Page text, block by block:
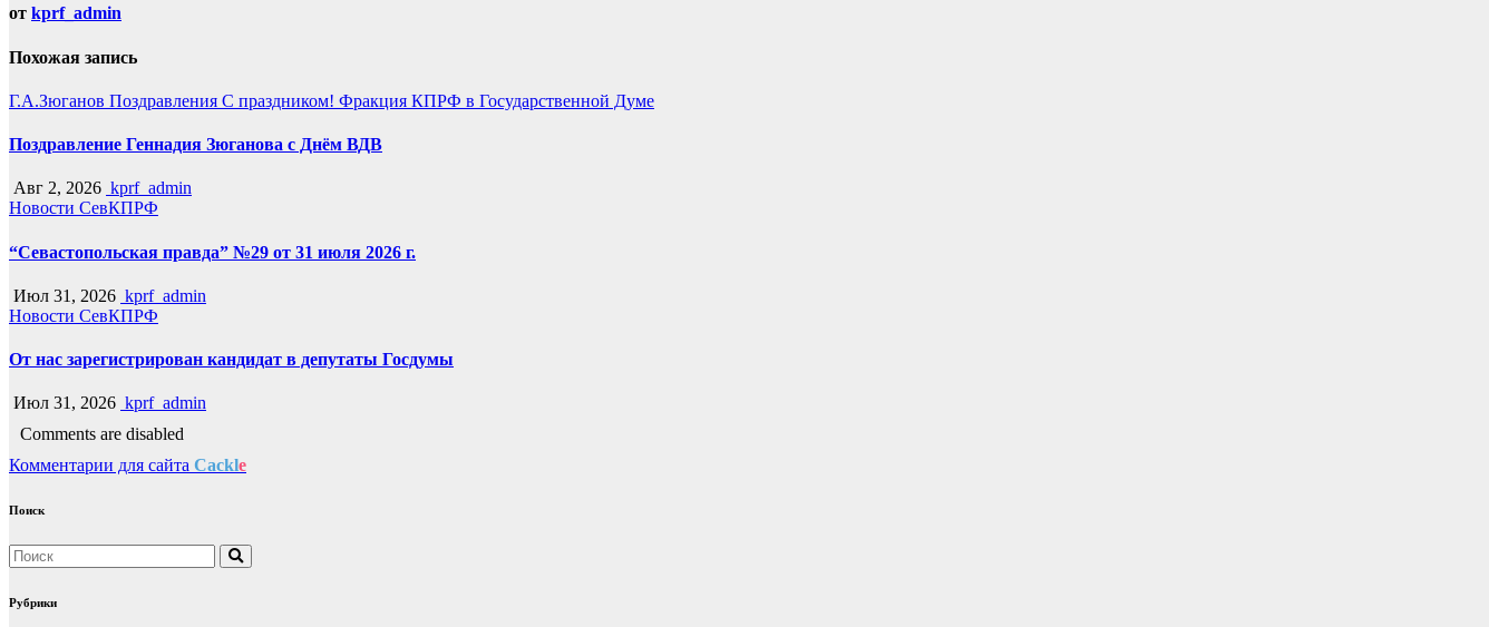
от kprf_admin
Похожая запись
Г.А.Зюганов Поздравления С праздником! Фракция КПРФ в Государственной Думе
Поздравление Геннадия Зюганова с Днём ВДВ
Авг 2, 2026 kprf_admin
Новости СевКПРФ
“Севастопольская правда” №29 от 31 июля 2026 г.
Июл 31, 2026 kprf_admin
Новости СевКПРФ
От нас зарегистрирован кандидат в депутаты Госдумы
Июл 31, 2026 kprf_admin
Comments are disabled
Комментарии для сайта Cackle
Поиск
Рубрики